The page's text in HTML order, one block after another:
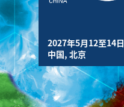
2027年5月12至14日
中国, 北京